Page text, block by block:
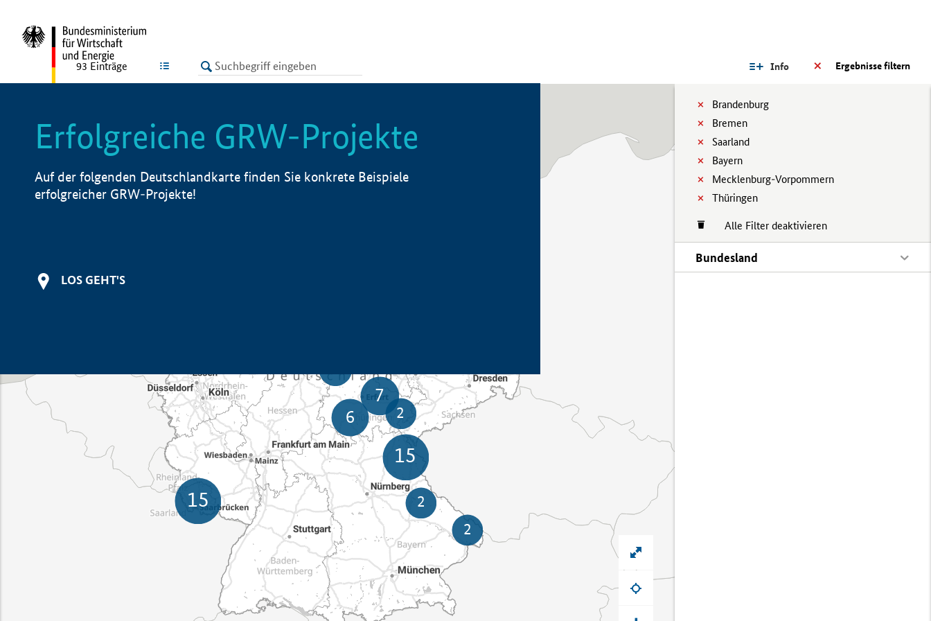
LISTE Ergebnisse filtern
Info
Brandenburg
Bremen
Saarland
Bayern
Mecklenburg-Vorpommern
Thüringen
Alle Filter deaktivieren
Bundesland
93 Einträge
Erfolgreiche GRW-Projekte
Auf der folgenden Deutschlandkarte finden Sie konkrete Beispiele
erfolgreicher GRW-Projekte!
LOS GEHT'S